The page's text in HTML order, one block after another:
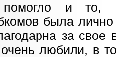
и то,
была
за свое
любили, в